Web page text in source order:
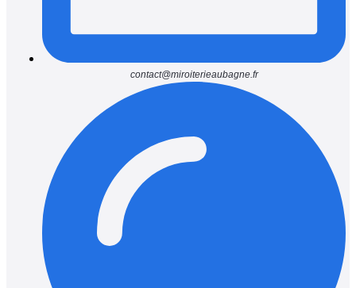
contact@miroiterieaubagne.fr